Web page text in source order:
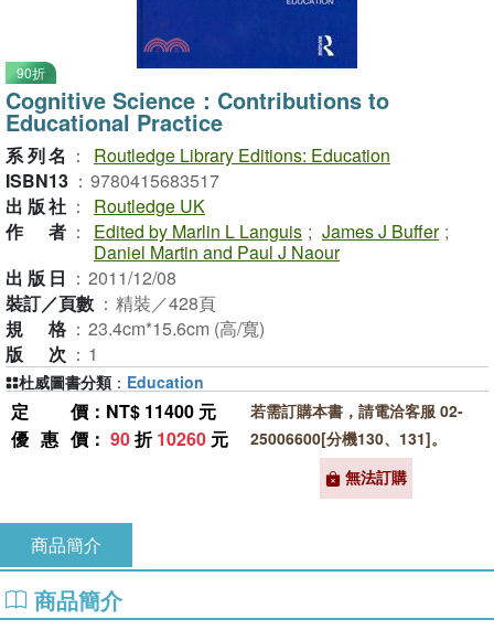
90折
Cognitive Science：Contributions to
Educational Practice
系列名 ：
Routledge Library Editions: Education
ISBN13 ： 9780415683517
出版社 ：
Routledge UK
作者 ： Edited by Marlin L Languis ; James J Buffer ;
Daniel Martin and Paul J Naour
出版日 ： 2011/12/08
裝訂／頁數 ： 精裝／428頁
規格 ： 23.4cm*15.6cm (高/寬)
版次 ： 1
定價 ：NT$ 11400 元
優惠價 ： 90折10260 元
若需訂購本書，請電洽客服 02-
25006600[分機130、131]。
無法訂購
杜威圖書分類 ： Education
商品簡介
商品簡介